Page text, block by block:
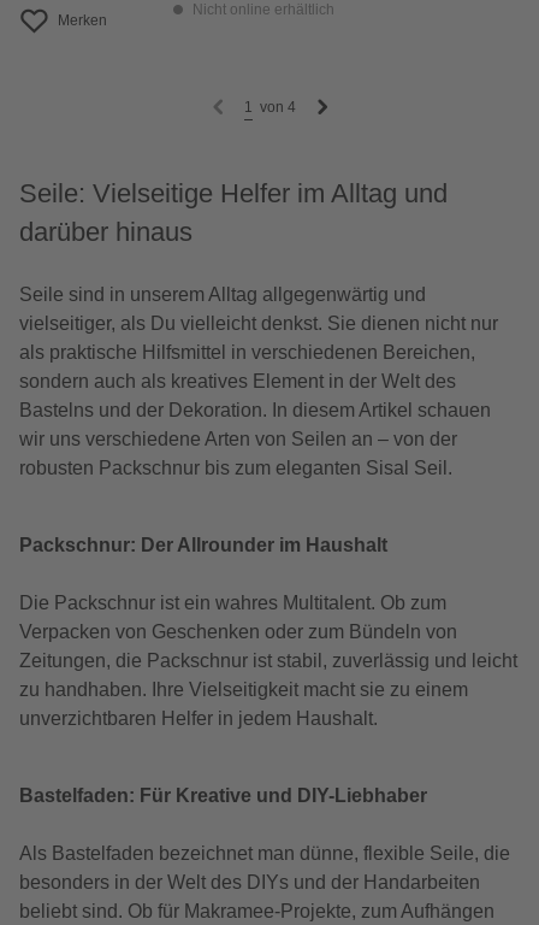
Merken
Nicht online erhältlich
1 von 4
Seile: Vielseitige Helfer im Alltag und
darüber hinaus
Seile sind in unserem Alltag allgegenwärtig und
vielseitiger, als Du vielleicht denkst. Sie dienen nicht nur
als praktische Hilfsmittel in verschiedenen Bereichen,
sondern auch als kreatives Element in der Welt des
Bastelns und der Dekoration. In diesem Artikel schauen
wir uns verschiedene Arten von Seilen an – von der
robusten Packschnur bis zum eleganten Sisal Seil.
Packschnur: Der Allrounder im Haushalt
Die Packschnur ist ein wahres Multitalent. Ob zum
Verpacken von Geschenken oder zum Bündeln von
Zeitungen, die Packschnur ist stabil, zuverlässig und leicht
zu handhaben. Ihre Vielseitigkeit macht sie zu einem
unverzichtbaren Helfer in jedem Haushalt.
Bastelfaden: Für Kreative und DIY-Liebhaber
Als Bastelfaden bezeichnet man dünne, flexible Seile, die
besonders in der Welt des DIYs und der Handarbeiten
beliebt sind. Ob für Makramee-Projekte, zum Aufhängen